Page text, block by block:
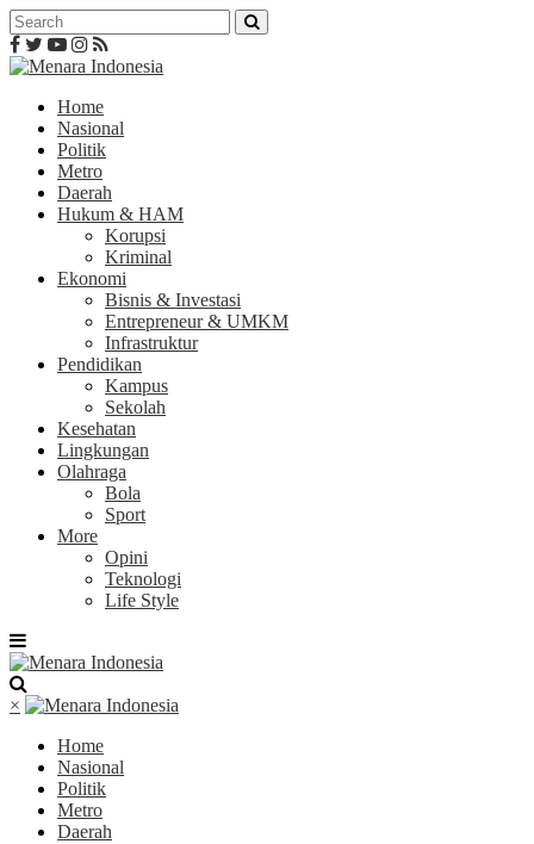
Home
Nasional
Politik
Metro
Daerah
Hukum & HAM
Korupsi
Kriminal
Ekonomi
Bisnis & Investasi
Entrepreneur & UMKM
Infrastruktur
Pendidikan
Kampus
Sekolah
Kesehatan
Lingkungan
Olahraga
Bola
Sport
More
Opini
Teknologi
Life Style
×
Home
Nasional
Politik
Metro
Daerah